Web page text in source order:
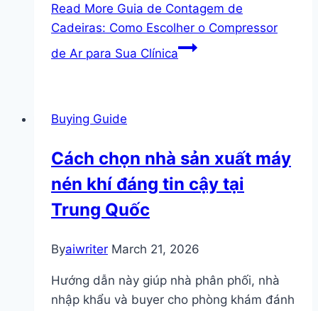
Read More Guia de Contagem de
Cadeiras: Como Escolher o Compressor
de Ar para Sua Clínica
Buying Guide
Cách chọn nhà sản xuất máy
nén khí đáng tin cậy tại
Trung Quốc
Byaiwriter March 21, 2026
Hướng dẫn này giúp nhà phân phối, nhà
nhập khẩu và buyer cho phòng khám đánh